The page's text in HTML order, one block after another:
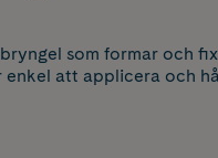
som formar och
att applicera och